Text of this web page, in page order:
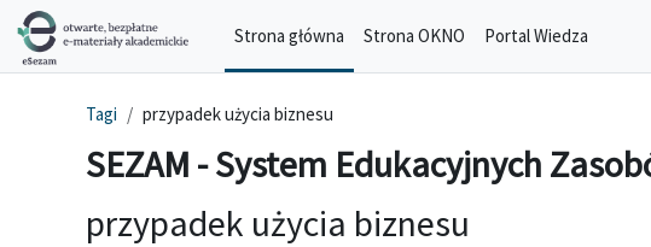
Przejdź do głównej zawartości
Strona główna
Strona OKNO Portal Wiedza
Tagi przypadek użycia biznesu
SEZAM - System Edukacyjnych
przypadek użycia biznesu